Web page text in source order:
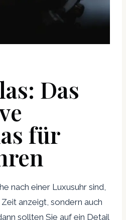
Das
für
nach einer Luxusuhr sind,
anzeigt, sondern auch
sollten Sie auf ein Detail